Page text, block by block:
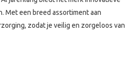
Met een breed assortiment aan
zodat je veilig en zorgeloos van